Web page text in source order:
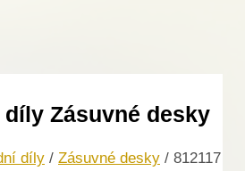
díly Zásuvné desky
díly / Zásuvné desky / 812117